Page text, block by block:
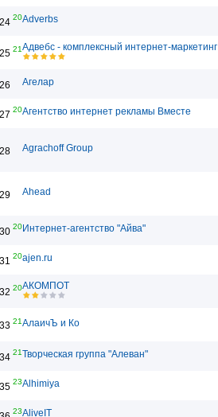
24 20Adverbs
25 21Адвебс - комплексный интернет-маркетинг
26 Агелар
27 20Агентство интернет рекламы Вместе
28 Agrachoff Group
29 Ahead
30 20Интернет-агентство "Айва"
31 20ajen.ru
32 20АКОМПОТ
33 21АлаичЪ и Ко
34 21Творческая группа "Алеван"
35 23Alhimiya
23AliveIT